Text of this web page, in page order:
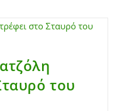
του